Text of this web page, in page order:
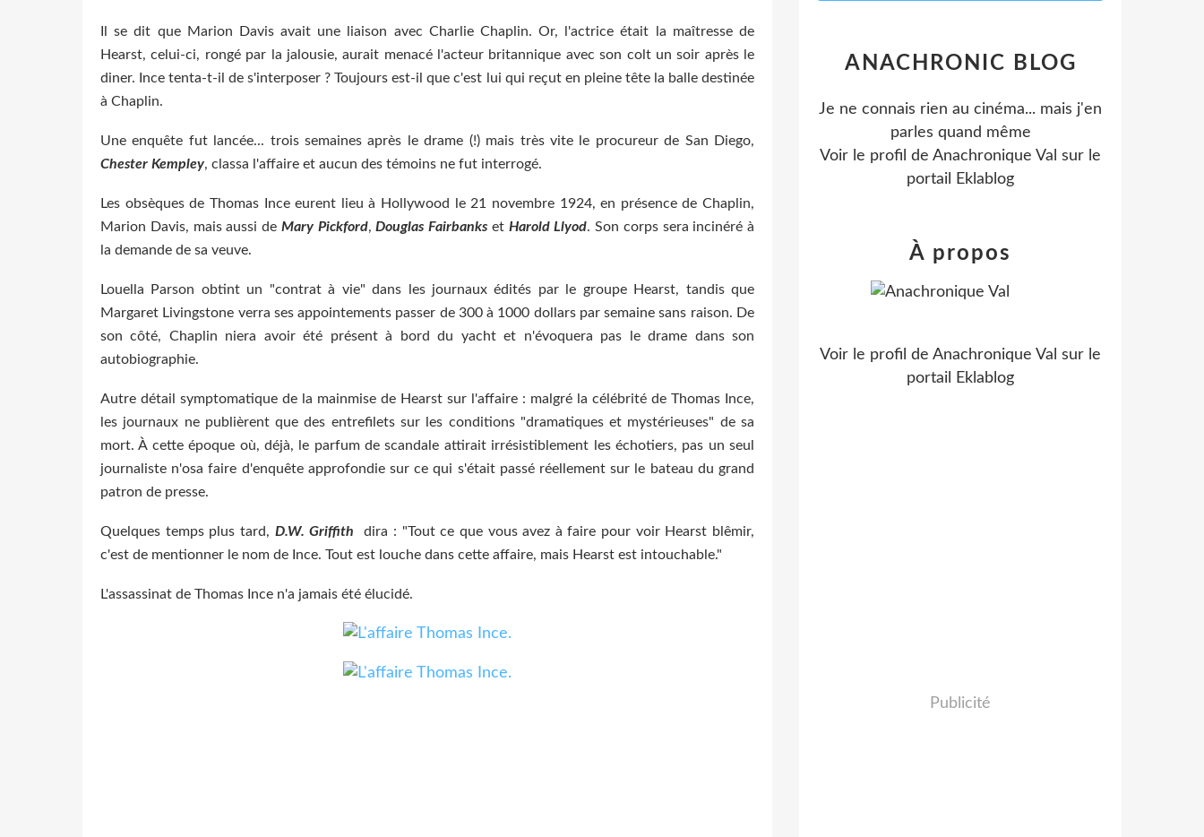
Il se dit que Marion Davis avait une liaison avec Charlie Chaplin. Or, l'actrice était la maîtresse de
Hearst, celui-ci, rongé par la jalousie, aurait menacé l'acteur britannique avec son colt un soir après le
diner. Ince tenta-t-il de s'interposer ? Toujours est-il que c'est lui qui reçut en pleine tête la balle destinée
à Chaplin.
Une enquête fut lancée... trois semaines après le drame (!) mais très vite le procureur de San Diego,
Chester Kempley, classa l'affaire et aucun des témoins ne fut interrogé.
Les obsèques de Thomas Ince eurent lieu à Hollywood le 21 novembre 1924, en présence de Chaplin,
Marion Davis, mais aussi de Mary Pickford,Douglas Fairbanks et Harold Llyod. Son corps sera incinéré à
la demande de sa veuve.
Louella Parson obtint un "contrat à vie" dans les journaux édités par le groupe Hearst, tandis que
Margaret Livingstone verra ses appointements passer de 300 à 1000 dollars par semaine sans raison. De
son côté, Chaplin niera avoir été présent à bord du yacht et n'évoquera pas le drame dans son
autobiographie.
Autre détail symptomatique de la mainmise de Hearst sur l'affaire : malgré la célébrité de Thomas Ince,
les journaux ne publièrent que des entrefilets sur les conditions "dramatiques et mystérieuses" de sa
mort. À cette époque où, déjà, le parfum de scandale attirait irrésistiblement les échotiers, pas un seul
journaliste n'osa faire d'enquête approfondie sur ce qui s'était passé réellement sur le bateau du grand
patron de presse.
Quelques temps plus tard, D.W. Griffith dira : "Tout ce que vous avez à faire pour voir Hearst blêmir,
c'est de mentionner le nom de Ince. Tout est louche dans cette affaire, mais Hearst est intouchable."
L'assassinat de Thomas Ince n'a jamais été élucidé.
ANACHRONIC BLOG
Je ne connais rien au cinéma... mais j'en
parles quand même
Voir le profil de Anachronique Val sur le
portail Eklablog
À propos
Voir le profil de Anachronique Val sur le
portail Eklablog
Publicité